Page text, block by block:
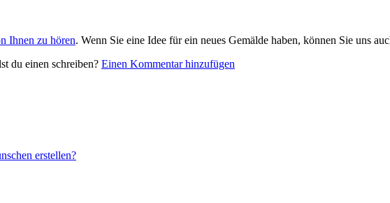
Ihnen zu hören. Wenn Sie eine Idee für ein neues Gemälde haben, können Sie uns
du einen schreiben? Einen Kommentar hinzufügen
erstellen?